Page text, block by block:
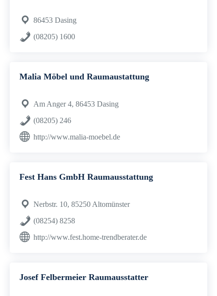
86453 Dasing
(08205) 1600
Malia Möbel und Raumaustattung
Am Anger 4, 86453 Dasing
(08205) 246
http://www.malia-moebel.de
Fest Hans GmbH Raumausstattung
Nerbstr. 10, 85250 Altomünster
(08254) 8258
http://www.fest.home-trendberater.de
Josef Felbermeier Raumausstatter